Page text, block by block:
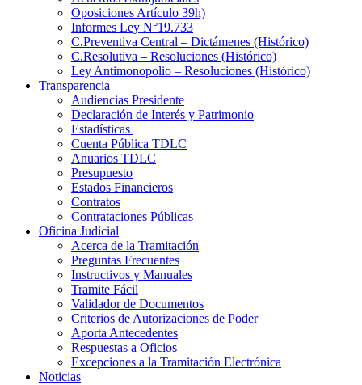
Oposiciones Artículo 39h)
Informes Ley N°19.733
C.Preventiva Central – Dictámenes (Histórico)
C.Resolutiva – Resoluciones (Histórico)
Ley Antimonopolio – Resoluciones (Histórico)
Transparencia
Audiencias Presidente
Declaración de Interés y Patrimonio
Estadísticas
Cuenta Pública TDLC
Anuarios TDLC
Presupuesto
Estados Financieros
Contratos
Contrataciones Públicas
Oficina Judicial
Acerca de la Tramitación
Preguntas Frecuentes
Instructivos y Manuales
Tramite Fácil
Validador de Documentos
Criterios de Autorizaciones de Poder
Aporta Antecedentes
Respuestas a Oficios
Excepciones a la Tramitación Electrónica
Noticias